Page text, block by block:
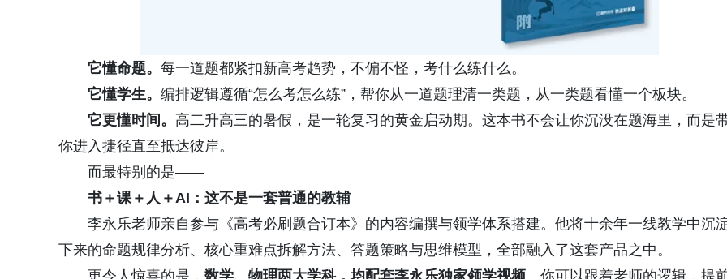
它懂命题。 每一道题都紧扣新高考趋势，不偏不怪，考什么练什么。
它懂学生。 编排逻辑遵循“怎么考怎么练”，帮你从一道题理清一类题，从一类题看懂一个板块。
它更懂时间。 高二升高三的暑假，是一轮复习的黄金启动期。这本书不会让你沉没在题海里，而是
你进入捷径直至抵达彼岸。
而最特别的是——
书＋课＋人＋AI：这不是一套普通的教辅
李永乐老师亲自参与《高考必刷题合订本》的内容编撰与领学体系搭建。他将十余年一线教学中沉
下来的命题规律分析、核心重难点拆解方法、答题策略与思维模型，全部融入了这套产品之中。
更令人惊喜的是， 数学、物理两大学科，均配套李永乐独家领学视频。你可以跟着老师的逻辑，提